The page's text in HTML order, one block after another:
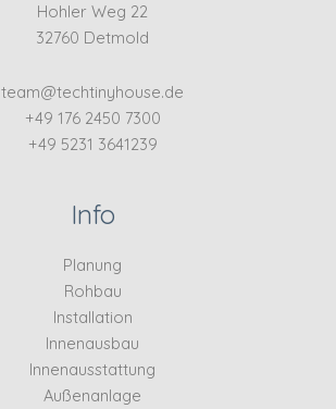
Hohler Weg 22
32760 Detmold
team@techtinyhouse.de
+49 176 2450 7300
+49 5231 3641239
Info
Planung
Rohbau
Installation
Innenausbau
Innenausstattung
Außenanlage